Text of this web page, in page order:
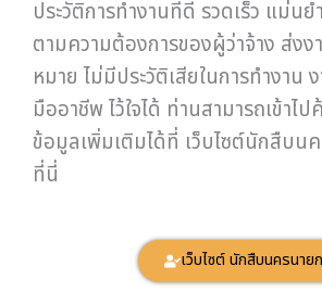
ประวัติการทำงานที่ดี รวดเร็ว แม่น
ตามความต้องการของผู้ว่าจ้าง ส่งง
หมาย ไม่มีประวัติเสียในการทำงาน
มืออาชีพ ไว้ใจได้ ท่านสามารถเข้าไ
ข้อมูลเพิ่มเติมได้ที่ เว็บไซต์นักสืบนค
ที่นี่
เว็บไซต์ นักสืบนครนายก